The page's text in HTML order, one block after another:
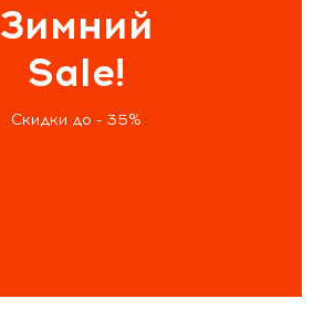
Зимний
Sale!
Скидки до - 35%